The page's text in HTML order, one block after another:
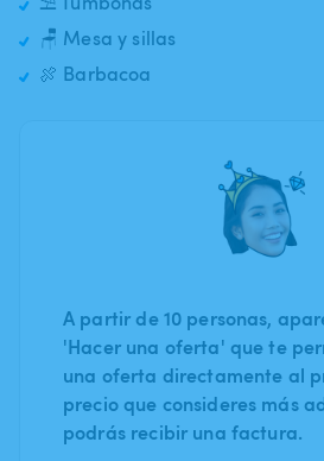
🪑 Mesa y sillas
🍖 Barbacoa
A partir de 10 personas,
'Hacer una oferta' que te
una oferta directamente al
precio que consideres más
podrás recibir una factura.